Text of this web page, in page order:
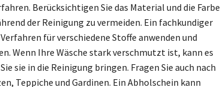
Berücksichtigen Sie das Material und die Farbe
der Reinigung zu vermeiden. Ein fachkundiger
für verschiedene Stoffe anwenden und
Wenn Ihre Wäsche stark verschmutzt ist, kann es
sie in die Reinigung bringen. Fragen Sie auch nach
Teppiche und Gardinen. Ein Abholschein kann